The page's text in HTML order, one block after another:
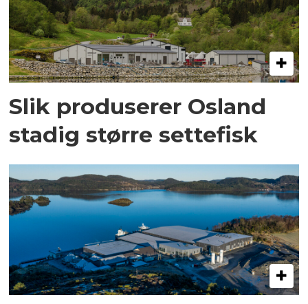
Slik produserer Osland
stadig større settefisk